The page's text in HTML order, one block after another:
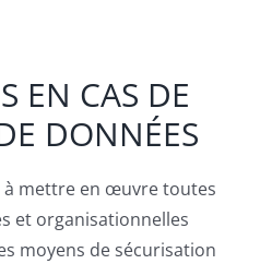
EN CAS DE
DONNÉES
à mettre en œuvre toutes
et organisationnelles
moyens de sécurisation